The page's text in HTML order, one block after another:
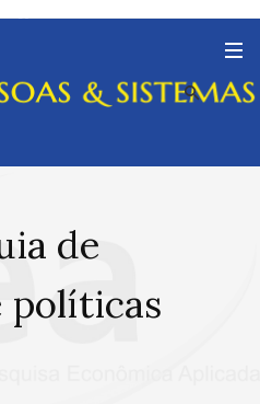
de
políticas